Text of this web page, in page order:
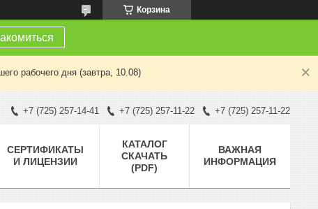
Корзина
рабочего дня (завтра, 10.08)
+7 (725) 257-14-41 +7 (725) 257-11-22 +7 (725) 257-11-22
СЕРТИФИКАТЫ
И ЛИЦЕНЗИИ
КАТАЛОГ
СКАЧАТЬ
(PDF)
ВАЖНАЯ
ИНФОРМАЦИЯ